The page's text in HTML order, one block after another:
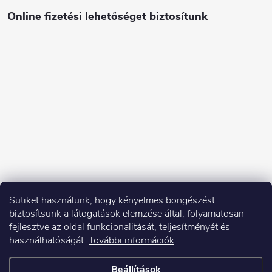
Sütiket használunk, hogy kényelmes böngészést
biztosítsunk a látogatások elemzése által, folyamatosan
fejlesztve az oldal funkcionalitását, teljesítményét és
használhatóságát. További információk
Online fizetési lehetőséget biztosítunk